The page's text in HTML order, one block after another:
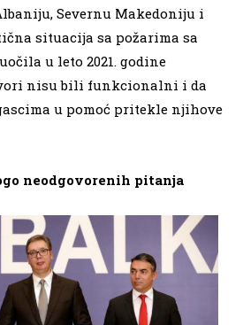
Severnu Makedoniju i
situacija sa požarima sa
u leto 2021. godine
nisu bili funkcionalni i da
u pomoć pritekle njihove
neodgovorenih pitanja